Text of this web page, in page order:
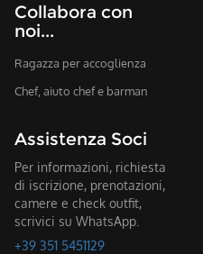
Collabora con
noi...
Ragazza per accoglienza
Chef, aiuto chef e barman
Assistenza Soci
Per informazioni, richiesta
di iscrizione, prenotazioni,
camere e check outfit,
scrivici su WhatsApp.
+39 351 5451129